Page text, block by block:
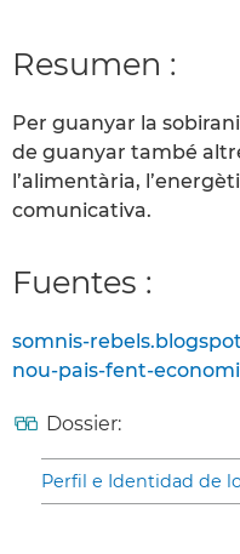
Resumen :
Per guanyar la
de guanyar també
l’alimentària,
comunicativa.
Fuentes :
somnis-
nou-pais-fent-
Dossier:
Perfil e Identidad de